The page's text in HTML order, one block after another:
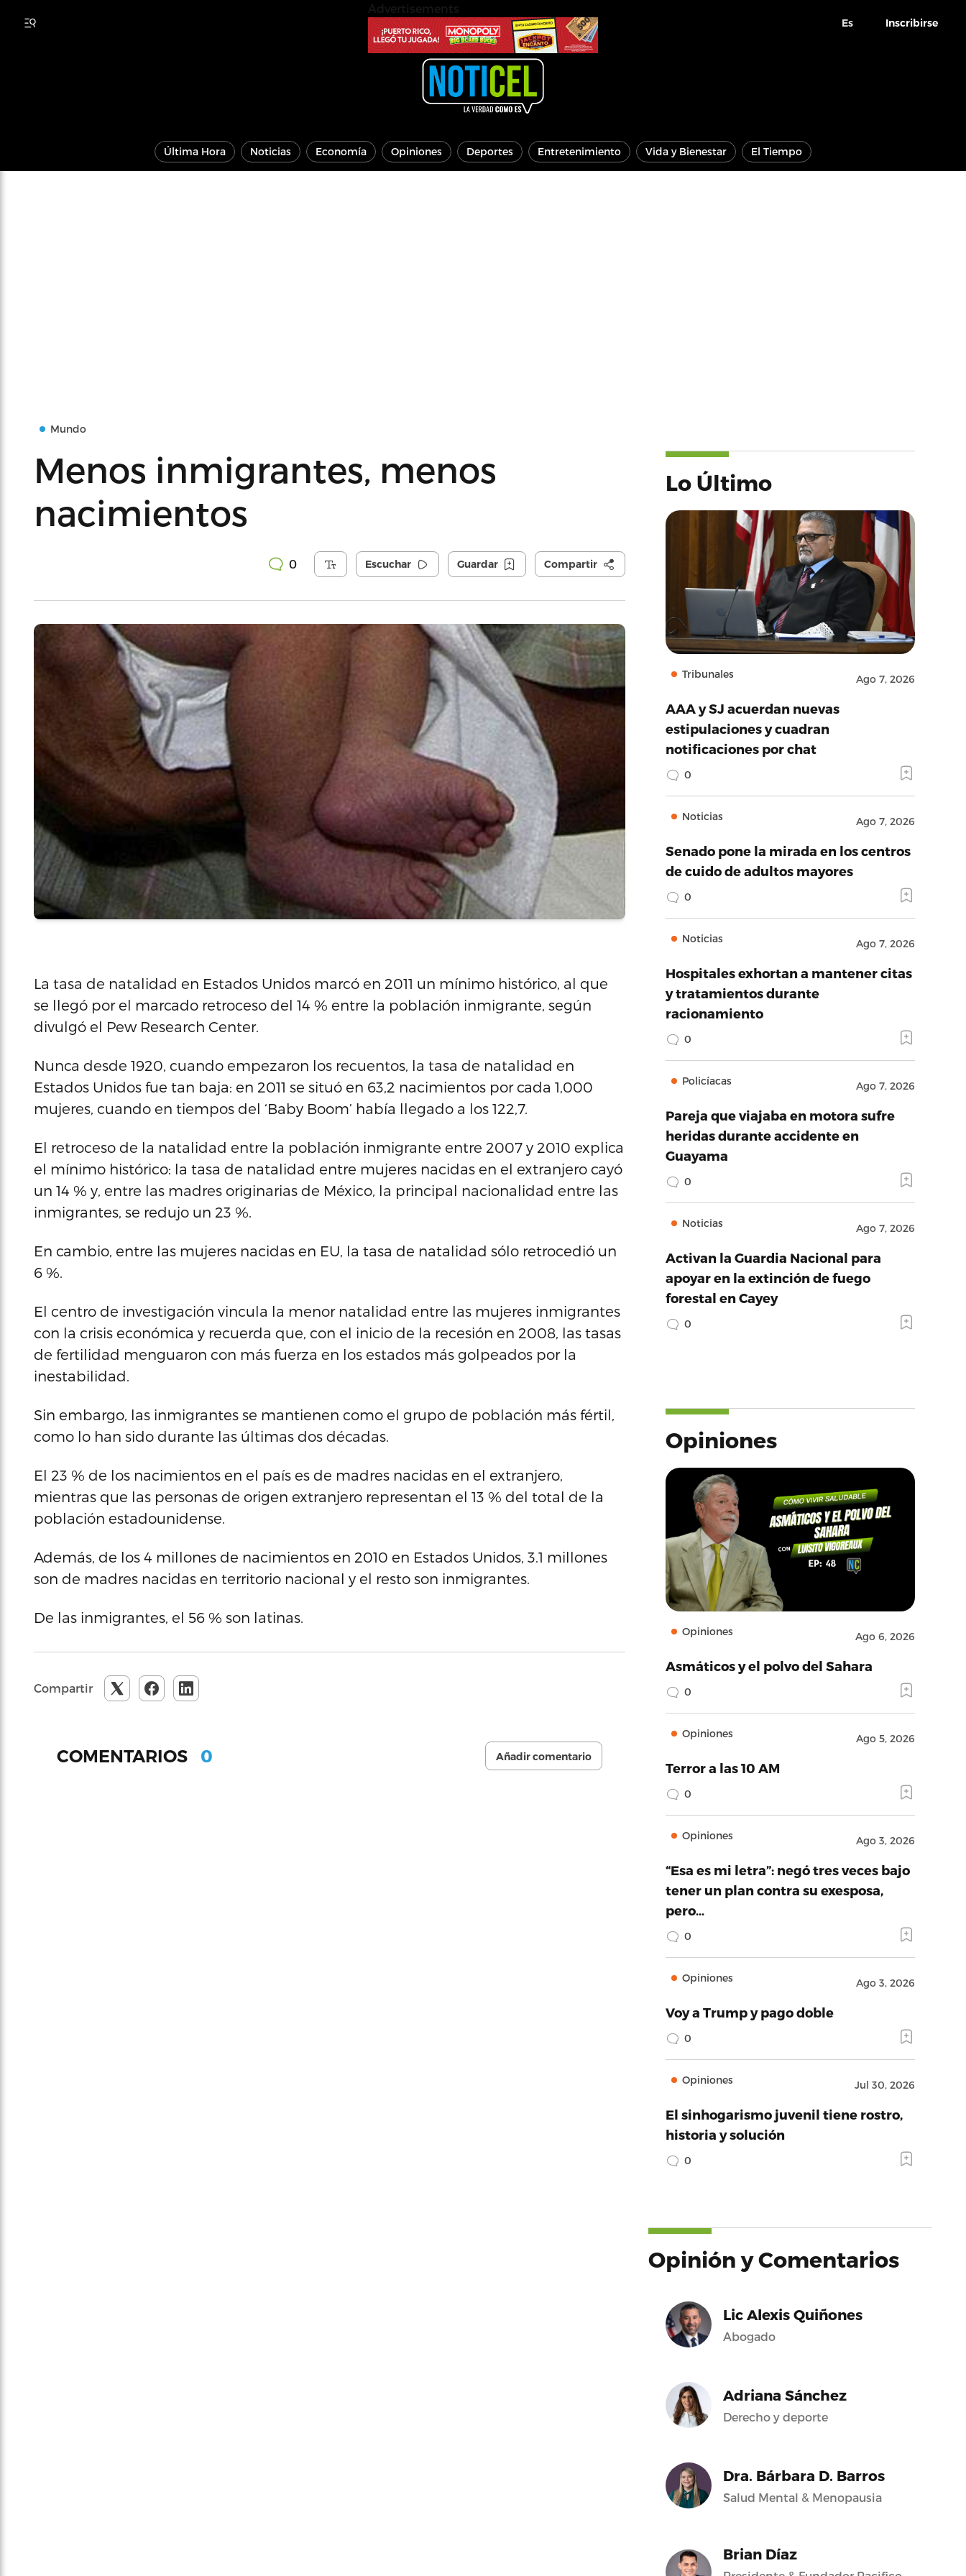
Es Inscribirse
Última Hora Noticias Economía Opiniones Deportes Entretenimiento Vida y Bienestar El Tiempo
Mundo
Menos inmigrantes, menos
nacimientos
0 Escuchar Guardar Compartir
La tasa de natalidad en Estados Unidos marcó en 2011 un mínimo histórico, al que
se llegó por el marcado retroceso del 14 % entre la población inmigrante, según
divulgó el Pew Research Center.
Nunca desde 1920, cuando empezaron los recuentos, la tasa de natalidad en
Estados Unidos fue tan baja: en 2011 se situó en 63,2 nacimientos por cada 1,000
mujeres, cuando en tiempos del ‘Baby Boom’ había llegado a los 122,7.
El retroceso de la natalidad entre la población inmigrante entre 2007 y 2010 explica
el mínimo histórico: la tasa de natalidad entre mujeres nacidas en el extranjero cayó
un 14 % y, entre las madres originarias de México, la principal nacionalidad entre las
inmigrantes, se redujo un 23 %.
En cambio, entre las mujeres nacidas en EU, la tasa de natalidad sólo retrocedió un
6 %.
El centro de investigación vincula la menor natalidad entre las mujeres inmigrantes
con la crisis económica y recuerda que, con el inicio de la recesión en 2008, las tasas
de fertilidad menguaron con más fuerza en los estados más golpeados por la
inestabilidad.
Sin embargo, las inmigrantes se mantienen como el grupo de población más fértil,
como lo han sido durante las últimas dos décadas.
El 23 % de los nacimientos en el país es de madres nacidas en el extranjero,
mientras que las personas de origen extranjero representan el 13 % del total de la
población estadounidense.
Además, de los 4 millones de nacimientos en 2010 en Estados Unidos, 3.1 millones
son de madres nacidas en territorio nacional y el resto son inmigrantes.
De las inmigrantes, el 56 % son latinas.
Compartir
COMENTARIOS 0 Añadir comentario
Lo Último
Tribunales Ago 7, 2026
AAA y SJ acuerdan nuevas
estipulaciones y cuadran
notificaciones por chat
0
Noticias Ago 7, 2026
Senado pone la mirada en los centros
de cuido de adultos mayores
0
Noticias Ago 7, 2026
Hospitales exhortan a mantener citas
y tratamientos durante
racionamiento
0
Policíacas Ago 7, 2026
Pareja que viajaba en motora sufre
heridas durante accidente en
Guayama
0
Noticias Ago 7, 2026
Activan la Guardia Nacional para
apoyar en la extinción de fuego
forestal en Cayey
0
Opiniones
Opiniones Ago 6, 2026
Asmáticos y el polvo del Sahara
0
Opiniones Ago 5, 2026
Terror a las 10 AM
0
Opiniones Ago 3, 2026
“Esa es mi letra”: negó tres veces bajo
tener un plan contra su exesposa,
pero…
0
Opiniones Ago 3, 2026
Voy a Trump y pago doble
0
Opiniones Jul 30, 2026
El sinhogarismo juvenil tiene rostro,
historia y solución
0
Opinión y Comentarios
Lic Alexis Quiñones
Abogado
Adriana Sánchez
Derecho y deporte
Dra. Bárbara D. Barros
Salud Mental & Menopausia
Brian Díaz